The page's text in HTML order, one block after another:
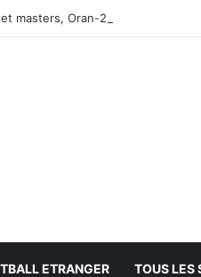
masters, Oran-2026 — Le CRB
ETRANGER TOUS LES